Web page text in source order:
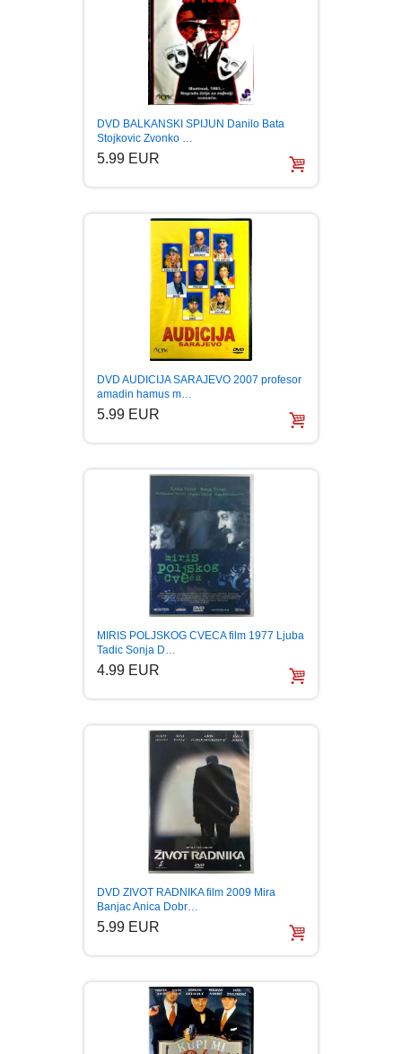
DVD BALKANSKI SPIJUN Danilo Bata
Stojkovic Zvonko …
5.99 EUR
DVD AUDICIJA SARAJEVO 2007 profesor
amadin hamus m…
5.99 EUR
MIRIS POLJSKOG CVECA film 1977 Ljuba
Tadic Sonja D…
4.99 EUR
DVD ZIVOT RADNIKA film 2009 Mira
Banjac Anica Dobr…
5.99 EUR